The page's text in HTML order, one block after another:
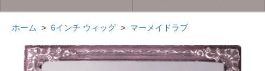
ホーム > 6インチ ウィッグ > マーメイドラブ